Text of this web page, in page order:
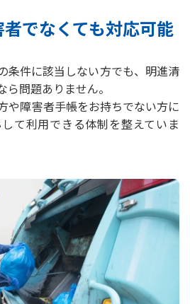
でなくても対応可能
条件に該当しない方でも、明進清
問題ありません。
や障害者手帳をお持ちでない方に
て利用できる体制を整えていま